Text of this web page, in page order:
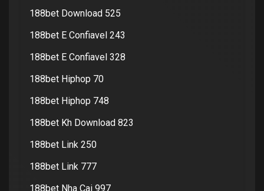
188bet Download 525
188bet E Confiavel 243
188bet E Confiavel 328
188bet Hiphop 70
188bet Hiphop 748
188bet Kh Download 823
188bet Link 250
188bet Link 777
188bet Nha Cai 997